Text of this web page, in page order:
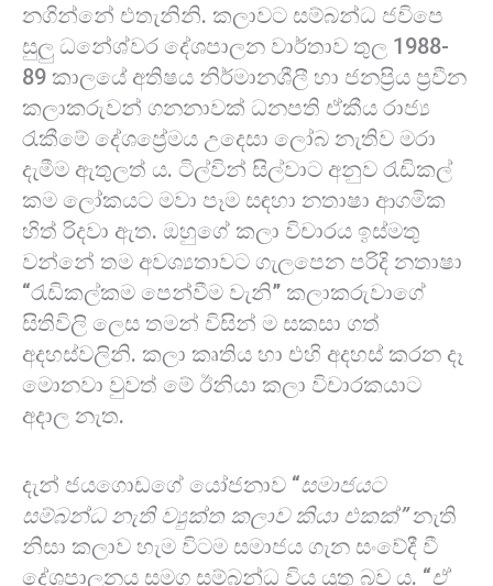
නගින්නේ එතැනිනි. කලාවට සම්බන්ධ ජවිපෙ
සුලු ධනේශ්වර දේශපාලන වාර්තාව තුල 1988-
89 කාලයේ අතිෂය නිර්මානශීලී හා ජනප්‍රිය ප්‍රවීන
කලාකරුවන් ගනනාවක් ධනපති ඒකීය රාජ්‍ය
රැකීමේ දේශප්‍රේමය උදෙසා ලෝබ නැතිව මරා
දැමීම ඇතුලත් ය. ටිල්වින් සිල්වාට අනුව රැඩිකල්
කම ලෝකයට මවා පෑම සඳහා නතාෂා ආගමික
හිත් රිදවා ඇත. ඔහුගේ කලා විචාරය ඉස්මතු
වන්නේ තම අවශ්‍යතාවට ගැලපෙන පරිදි නතාෂා
“රැඩිකල්කම පෙන්වීම වැනි” කලාකරුවාගේ
සිතිවිලි ලෙස තමන් විසින් ම සකසා ගත්
අදහස්වලිනි. කලා කෘතිය හා එහි අදහස් කරන දෑ
මොනවා වුවත් මේ ඊනියා කලා විචාරකයාට
අදාල නැත.
දැන් ජයගොඩගේ යෝජනාව “සමාජයට
සම්බන්ධ නැති ව්‍යුක්ත කලාව කියා එකක්”නැති
නිසා කලාව හැම විටම සමාජය ගැන සංවේදී වී
දේශපාලනය සමග සම්බන්ධ විය යුතු බව ය. “ඒ